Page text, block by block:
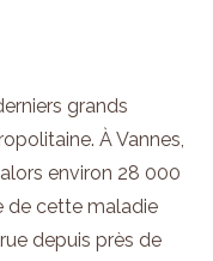
grands
À Vannes,
environ 28 000
de cette maladie
depuis près de